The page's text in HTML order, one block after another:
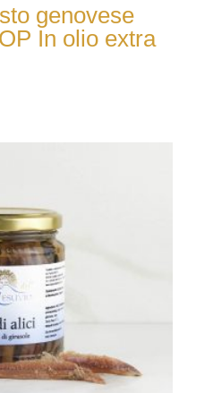
genovese
In olio extra